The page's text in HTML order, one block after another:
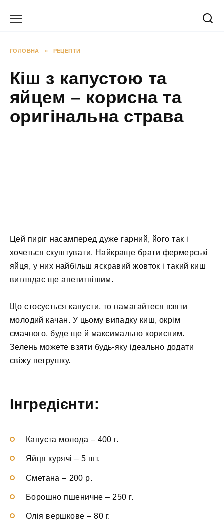
ГОЛОВНА » РЕЦЕПТИ
Кіш з капустою та
яйцем – корисна та
оригінальна страва
Цей пиріг насамперед дуже гарний, його так і
хочеться скуштувати. Найкраще брати фермерські
яйця, у них найбільш яскравий жовток і такий киш
виглядає ще апетитнішим.
Що стосується капусти, то намагайтеся взяти
молодий качан. У цьому випадку киш, окрім
смачного, буде ще й максимально корисним.
Зелень можете взяти будь-яку ідеально додати
свіжу петрушку.
Інгредієнти:
Капуста молода – 400 г.
Яйця курячі –5 шт.
Сметана – 200 р.
Борошно пшеничне – 250 г.
Олія вершкове –80 г.